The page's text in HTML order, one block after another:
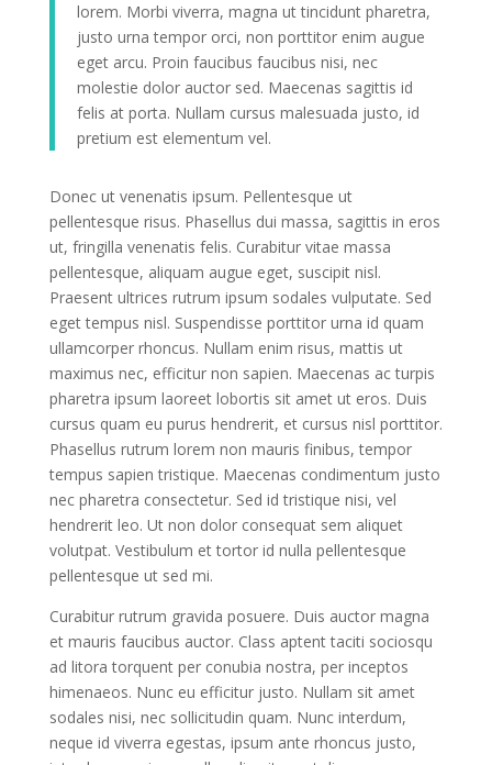
lorem. Morbi viverra, magna ut tincidunt pharetra,
justo urna tempor orci, non porttitor enim augue
eget arcu. Proin faucibus faucibus nisi, nec
molestie dolor auctor sed. Maecenas sagittis id
felis at porta. Nullam cursus malesuada justo, id
pretium est elementum vel.
Donec ut venenatis ipsum. Pellentesque ut
pellentesque risus. Phasellus dui massa, sagittis in eros
ut, fringilla venenatis felis. Curabitur vitae massa
pellentesque, aliquam augue eget, suscipit nisl.
Praesent ultrices rutrum ipsum sodales vulputate. Sed
eget tempus nisl. Suspendisse porttitor urna id quam
ullamcorper rhoncus. Nullam enim risus, mattis ut
maximus nec, efficitur non sapien. Maecenas ac turpis
pharetra ipsum laoreet lobortis sit amet ut eros. Duis
cursus quam eu purus hendrerit, et cursus nisl porttitor.
Phasellus rutrum lorem non mauris finibus, tempor
tempus sapien tristique. Maecenas condimentum justo
nec pharetra consectetur. Sed id tristique nisi, vel
hendrerit leo. Ut non dolor consequat sem aliquet
volutpat. Vestibulum et tortor id nulla pellentesque
pellentesque ut sed mi.
Curabitur rutrum gravida posuere. Duis auctor magna
et mauris faucibus auctor. Class aptent taciti sociosqu
ad litora torquent per conubia nostra, per inceptos
himenaeos. Nunc eu efficitur justo. Nullam sit amet
sodales nisi, nec sollicitudin quam. Nunc interdum,
neque id viverra egestas, ipsum ante rhoncus justo,